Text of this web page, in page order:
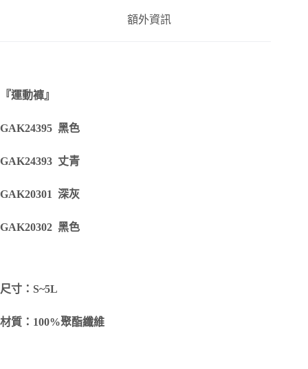
額外資訊
『運動褲』
GAK24395 黑色
GAK24393 丈青
GAK20301 深灰
GAK20302 黑色
尺寸：S~5L
材質：100%聚酯纖維